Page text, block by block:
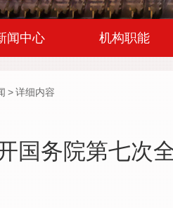
闻中心 机构职能
>详细内容
国务院第七次